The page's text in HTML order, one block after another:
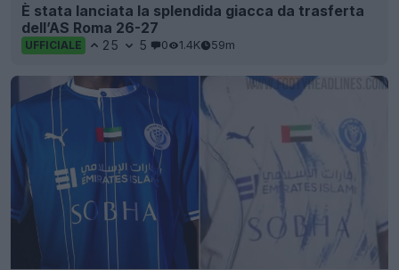
È stata lanciata la splendida giacca da trasferta
dell’AS Roma 26-27
UFFICIALE 25 5 0 1.4K 59m